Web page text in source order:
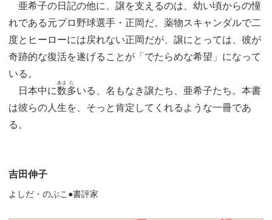
亜希子の日記の他に、譲を支えるのは、幼い頃からの憧
れである元プロ野球選手・正岡だ。薬物スキャンダルで二
度とヒーローには戻れない正岡だが、譲にとっては、彼が
奇跡的な復活を遂げることが「でたらめな希望」になって
いる。
日本中に数
あま
多
た
いる、名もなき譲たち、亜希子たち。本書
は彼らの人生を、そっと肯定してくれるような一冊であ
る。
吉田伸子
よしだ・のぶこ●書評家